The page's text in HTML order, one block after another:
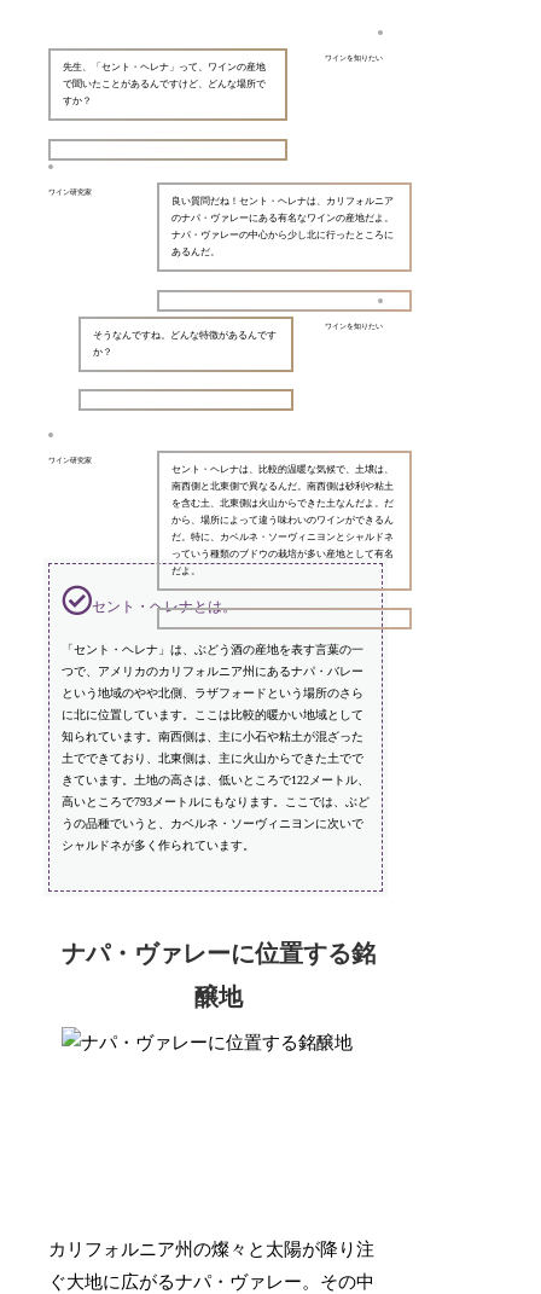
ワインを知りたい
先生、「セント・ヘレナ」って、ワインの産地
で聞いたことがあるんですけど、どんな場所で
すか？
ワイン研究家
良い質問だね！セント・ヘレナは、カリフォルニア
のナパ・ヴァレーにある有名なワインの産地だよ。
ナパ・ヴァレーの中心から少し北に行ったところに
あるんだ。
ワインを知りたい
そうなんですね。どんな特徴があるんです
か？
ワイン研究家
セント・ヘレナは、比較的温暖な気候で、土壌は、
南西側と北東側で異なるんだ。南西側は砂利や粘土
を含む土、北東側は火山からできた土なんだよ。だ
から、場所によって違う味わいのワインができるん
だ。特に、カベルネ・ソーヴィニヨンとシャルドネ
っていう種類のブドウの栽培が多い産地として有名
だよ。
セント・ヘレナとは。
「セント・ヘレナ」は、ぶどう酒の産地を表す言葉の一
つで、アメリカのカリフォルニア州にあるナパ・バレー
という地域のやや北側、ラザフォードという場所のさら
に北に位置しています。ここは比較的暖かい地域として
知られています。南西側は、主に小石や粘土が混ざった
土でできており、北東側は、主に火山からできた土でで
きています。土地の高さは、低いところで122メートル、
高いところで793メートルにもなります。ここでは、ぶど
うの品種でいうと、カベルネ・ソーヴィニヨンに次いで
シャルドネが多く作られています。
ナパ・ヴァレーに位置する銘
醸地
カリフォルニア州の燦々と太陽が降り注
ぐ大地に広がるナパ・ヴァレー。その中